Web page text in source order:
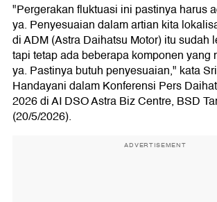
"Pergerakan fluktuasi ini pastinya harus
ya. Penyesuaian dalam artian kita
di ADM (Astra Daihatsu Motor) itu sudah
tapi tetap ada beberapa komponen yang
ya. Pastinya butuh penyesuaian," kata
Handayani dalam Konferensi Pers
2026 di AI DSO Astra Biz Centre, BSD
(20/5/2026).
ADVERTISEMENT